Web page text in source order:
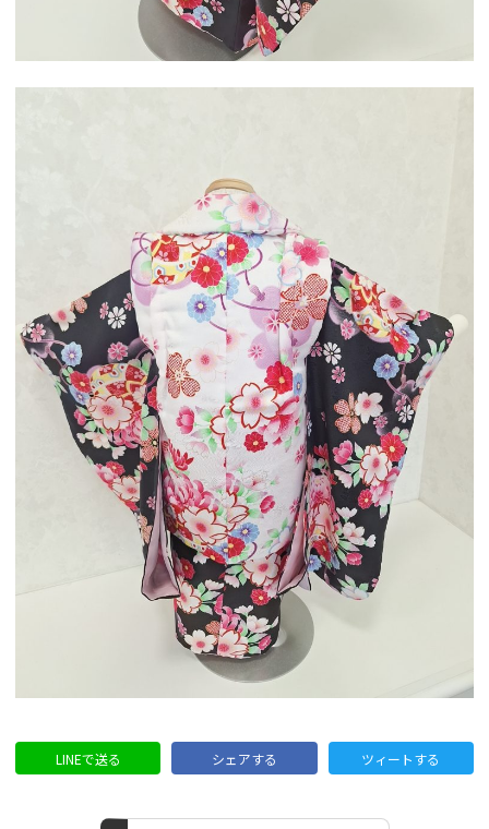
LINEで送る シェアする ツィートする